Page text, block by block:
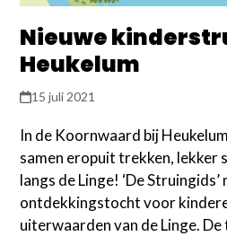
Nieuwe
Heukelum
15 juli 2021
In de Koornwaard bij
samen eropuit trekken, lekker
langs de Linge! ‘De Struingids’
ontdekkingstocht voor
uiterwaarden van de Linge.